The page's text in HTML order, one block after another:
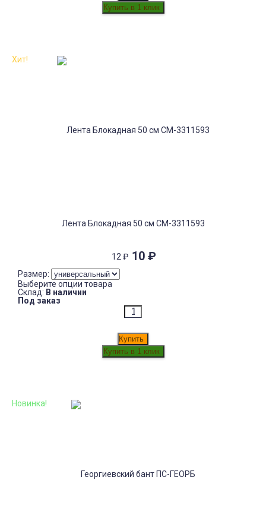
Лента Блокадная 50 см СМ-3311593
12 ₽ 10 ₽
Размер:
Выберите опции товара
Склад: В наличии
Под заказ
Купить
Хит!
Новинка!